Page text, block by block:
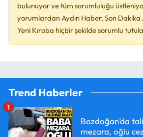
bulunuyor ve tüm sorumluluğu
yorumlardan Aydın Haber, Son Dakika
Yeni Kıroba hiçbir şekilde sorumlu
Trend Haberler
Bozdoğan’da
mezara, oğlu
1